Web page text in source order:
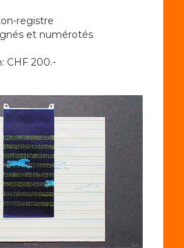
registre
et numérotés
CHF 200.-